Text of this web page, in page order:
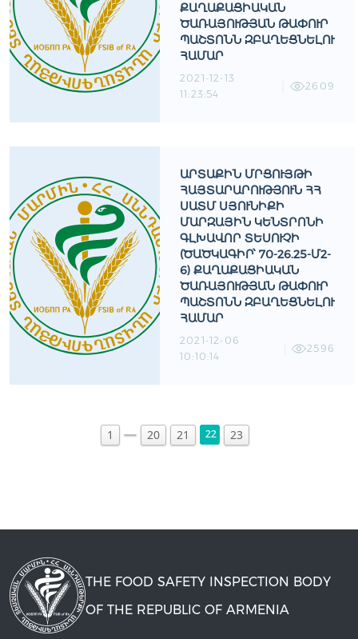
ՔԱՂԱՔԱՑԻԱԿԱՆ
ԾԱՌԱՅՈՒԹՅԱՆ ԹԱՓՈՒՐ
ՊԱՇՏՈՆՆ ԶԲԱՂԵՑՆԵԼՈՒ
ՀԱՄԱՐ
2021-12-13
11:23:54
2609
ԱՐՏԱՔԻՆ ՄՐՑՈՒՅԹԻ
ՀԱՅՏԱՐԱՐՈՒԹՅՈՒՆ ՀՀ
ՍԱՏՄ ՍՅՈՒՆԻՔԻ
ՄԱՐԶԱՅԻՆ ԿԵՆՏՐՈՆԻ
ԳԼԽԱՎՈՐ ՏԵՍՈՒՉԻ
(ԾԱԾԿԱԳԻՐ՝ 70-26.25-Մ2-
6) ՔԱՂԱՔԱՑԻԱԿԱՆ
ԾԱՌԱՅՈՒԹՅԱՆ ԹԱՓՈՒՐ
ՊԱՇՏՈՆՆ ԶԲԱՂԵՑՆԵԼՈՒ
ՀԱՄԱՐ
2021-12-06
10:10:14
2596
1 20 21 22 23
THE FOOD SAFETY INSPECTION BODY
OF THE REPUBLIC OF ARMENIA